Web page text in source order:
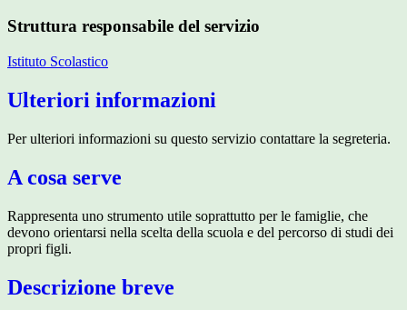
Struttura responsabile del servizio
Istituto Scolastico
Ulteriori informazioni
Per ulteriori informazioni su questo servizio contattare la segreteria.
A cosa serve
Rappresenta uno strumento utile soprattutto per le famiglie, che
devono orientarsi nella scelta della scuola e del percorso di studi dei
propri figli.
Descrizione breve